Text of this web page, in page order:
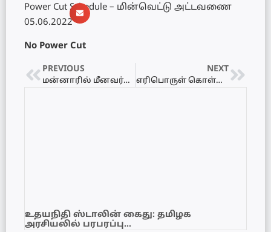
Power Cut Schedule – மின்வெட்டு அட்டவணை
05.06.2022
No Power Cut
PREVIOUS
மன்னாரில் மீனவர்கள் மீது கடற்படையினர் தாக்குதல்
NEXT
எரிபொருள் கொள்வனவுக்கான 500 மில்லியன் டொலர் கடன்
உதயநிதி ஸ்டாலின் கைது: தமிழக
அரசியலில் பரபரப்பு…